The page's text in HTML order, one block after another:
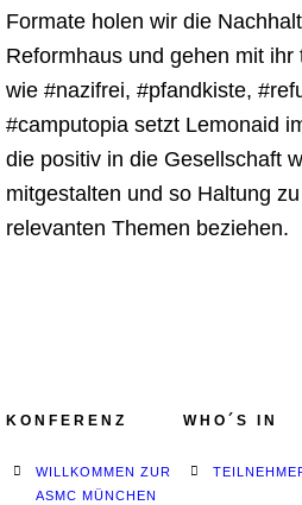
Formate holen wir die
Reformhaus und gehen mit ihr
wie #nazifrei, #pfandkiste,
#camputopia setzt Lemonaid
die positiv in die Gesellschaft
mitgestalten und so Haltung
relevanten Themen beziehen.
KONFERENZ
WILLKOMMEN ZUR
ASMC MÜNCHEN
WHO´S IN